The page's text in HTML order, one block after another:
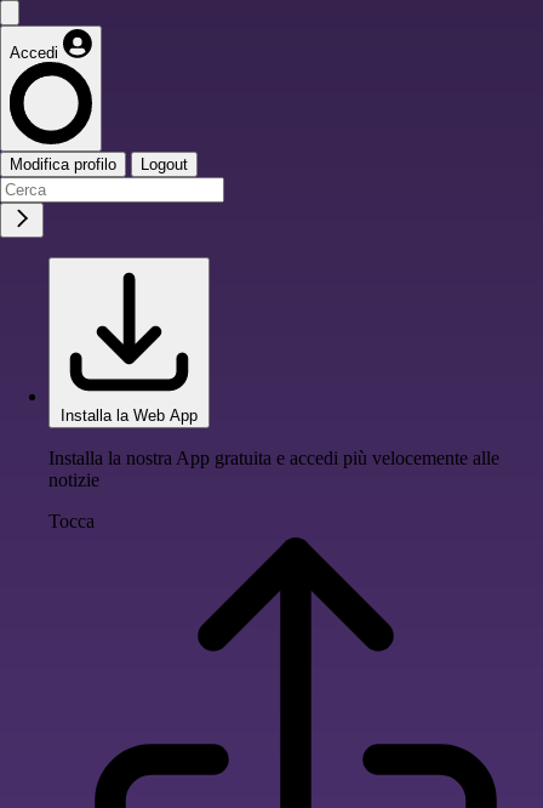
Accedi
Modifica profilo Logout
Installa la Web App
Installa la nostra App gratuita e accedi più velocemente alle
notizie
Tocca